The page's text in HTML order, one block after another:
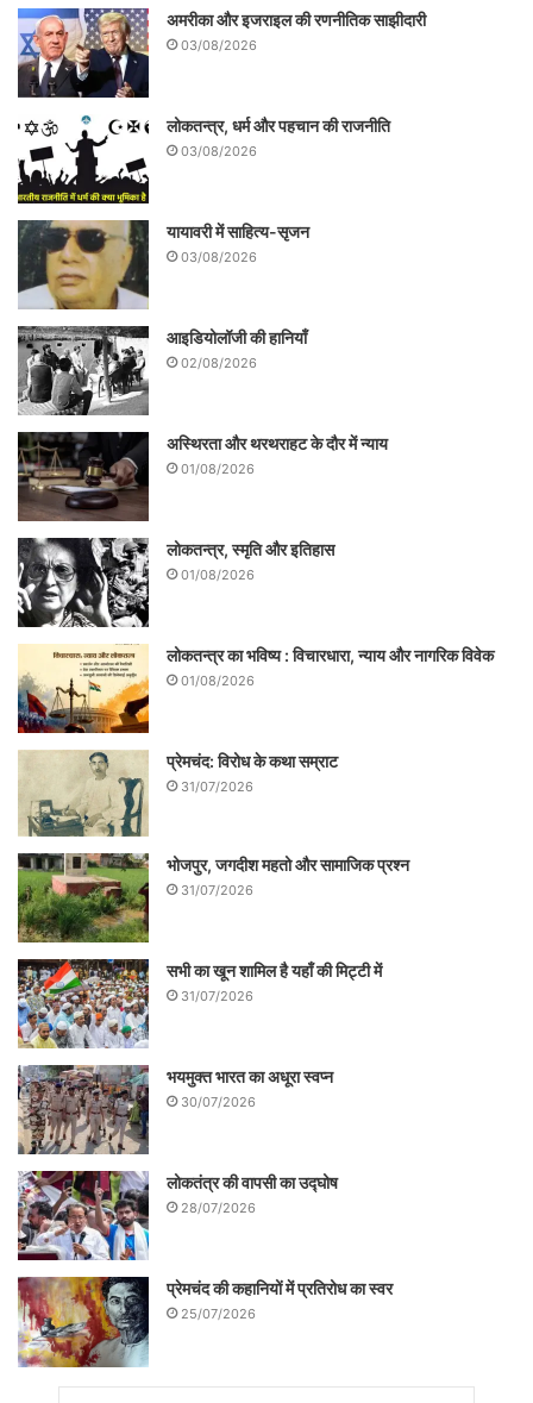
अमरीका और इजराइल की रणनीतिक साझीदारी
03/08/2026
लोकतन्त्र, धर्म और पहचान की राजनीति
03/08/2026
यायावरी में साहित्य-सृजन
03/08/2026
आइडियोलॉजी की हानियाँ
02/08/2026
अस्थिरता और थरथराहट के दौर में न्याय
01/08/2026
लोकतन्त्र, स्मृति और इतिहास
01/08/2026
लोकतन्त्र का भविष्य : विचारधारा, न्याय और नागरिक विवेक
01/08/2026
प्रेमचंद: विरोध के कथा सम्राट
31/07/2026
भोजपुर, जगदीश महतो और सामाजिक प्रश्न
31/07/2026
सभी का खून शामिल है यहाँ की मिट्टी में
31/07/2026
भयमुक्त भारत का अधूरा स्वप्न
30/07/2026
लोकतंत्र की वापसी का उद्घोष
28/07/2026
प्रेमचंद की कहानियों में प्रतिरोध का स्वर
25/07/2026